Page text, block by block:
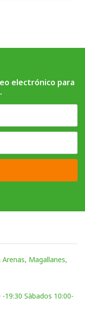
electrónico para
Arenas, Magallanes,
19:30 Sàbados 10:00-